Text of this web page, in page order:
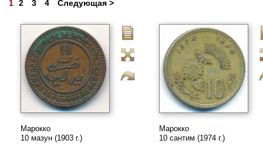
1 2 3 4 Следующая >
Марокко
10 мазун (1903 г.)
Марокко
10 сантим (1974 г.)